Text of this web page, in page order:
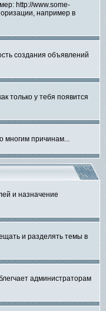
http://www.some-
например в
создания объявлений
только у тебя появится
многим причинам...
и назначение
и разделять темы в
администраторам